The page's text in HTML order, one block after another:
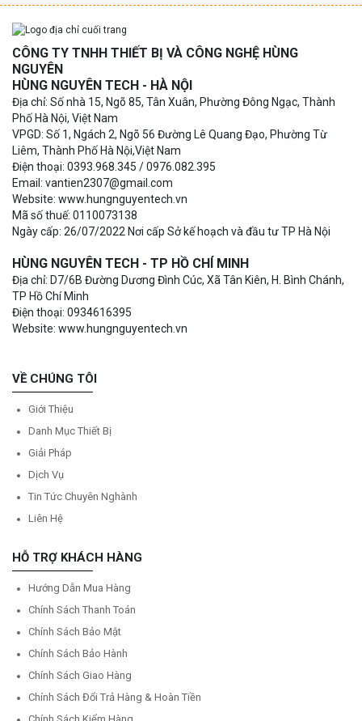
CÔNG TY TNHH THIẾT BỊ VÀ CÔNG NGHỆ HÙNG
NGUYÊN
HÙNG NGUYÊN TECH - HÀ NỘI
Địa chỉ: Số nhà 15, Ngõ 85, Tân Xuân, Phường Đông Ngạc, Thành
Phố Hà Nội, Việt Nam
VPGD: Số 1, Ngách 2, Ngõ 56 Đường Lê Quang Đạo, Phường Từ
Liêm, Thành Phố Hà Nội,Việt Nam
Điện thoại: 0393.968.345 / 0976.082.395
Email: vantien2307@gmail.com
Website: www.hungnguyentech.vn
Mã số thuế: 0110073138
Ngày cấp: 26/07/2022 Nơi cấp Sở kế hoạch và đầu tư TP Hà Nội
HÙNG NGUYÊN TECH - TP HỒ CHÍ MINH
Địa chỉ: D7/6B Đường Dương Đình Cúc, Xã Tân Kiên, H. Bình Chánh,
TP Hồ Chí Minh
Điện thoại: 0934616395
Website: www.hungnguyentech.vn
VỀ CHÚNG TÔI
Giới Thiệu
Danh Mục Thiết Bị
Giải Pháp
Dịch Vụ
Tin Tức Chuyên Nghành
Liên Hệ
HỖ TRỢ KHÁCH HÀNG
Hướng Dẫn Mua Hàng
Chính Sách Thanh Toán
Chính Sách Bảo Mật
Chính Sách Bảo Hành
Chính Sách Giao Hàng
Chính Sách Đổi Trả Hàng & Hoàn Tiền